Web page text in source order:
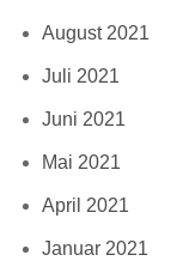
August 2021
Juli 2021
Juni 2021
Mai 2021
April 2021
Januar 2021